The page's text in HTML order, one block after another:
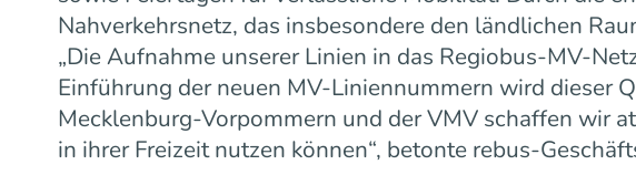
Nahverkehrsnetz, das insbesondere den ländlichen
„Die Aufnahme unserer Linien in das Regiobus-MV-
Einführung der neuen MV-Liniennummern wird dieser
Mecklenburg-Vorpommern und der VMV schaffen wir
in ihrer Freizeit nutzen können“, betonte rebus-